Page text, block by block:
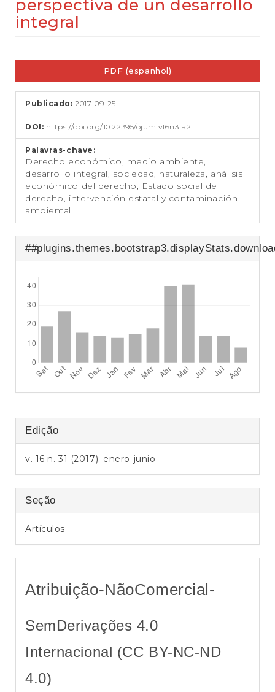
ú
d
r
a
L
a
e
perspectiva de un desarrollo
integral
Barra
lateral
de
artigos
PDF (espanhol)
Publicado:2017-09-25
DOI: https://doi.org/10.22395/ojum.v16n31a2
Palavras-chave:
Derecho económico, medio ambiente,
desarrollo integral, sociedad, naturaleza, análisis
económico del derecho, Estado social de
derecho, intervención estatal y contaminación
ambiental
Edição
v. 16 n. 31 (2017): enero-junio
Seção
Artículos
Atribuição-NãoComercial-
SemDerivações 4.0
Internacional (CC BY-NC-ND
4.0)